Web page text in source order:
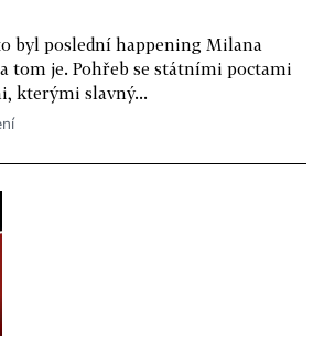
byl poslední happening Milana
tom je. Pohřeb se státními poctami
kterými slavný...